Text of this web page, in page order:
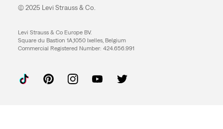
© 2025 Levi Strauss & Co.
Levi Strauss & Co Europe BV.
Square du Bastion 1A,1050 Ixelles, Belgium
Commercial Registered Number: 424.656.991